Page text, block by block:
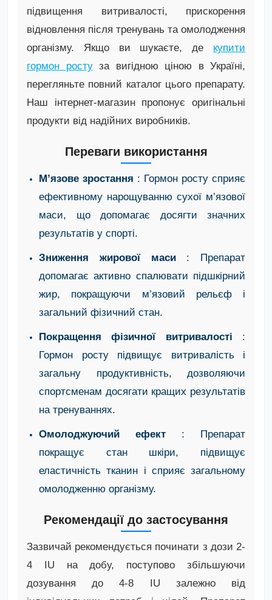
підвищення витривалості, прискорення
відновлення після тренувань та омолодження
організму. Якщо ви шукаєте, де купити
гормон ростуза вигідною ціною в Україні,
перегляньте повний каталог цього препарату.
Наш інтернет-магазин пропонує оригінальні
продукти від надійних виробників.
Переваги використання
М’язове зростання : Гормон росту сприяє
ефективному нарощуванню сухої м’язової
маси, що допомагає досягти значних
результатів у спорті.
Зниження жирової маси : Препарат
допомагає активно спалювати підшкірний
жир, покращуючи м’язовий рельєф і
загальний фізичний стан.
Покращення фізичної витривалості :
Гормон росту підвищує витривалість і
загальну продуктивність, дозволяючи
спортсменам досягати кращих результатів
на тренуваннях.
Омолоджуючий ефект : Препарат
покращує стан шкіри, підвищує
еластичність тканин і сприяє загальному
омолодженню організму.
Рекомендації до застосування
Зазвичай рекомендується починати з дози 2-
4 IU на добу, поступово збільшуючи
дозування до 4-8 IU залежно від